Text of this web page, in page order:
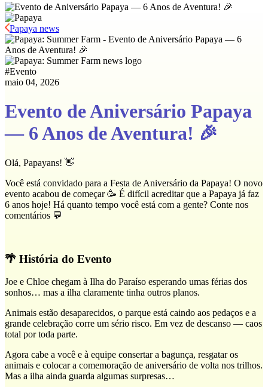
Papaya news
#Evento
maio 04, 2026
Evento de Aniversário Papaya
— 6 Anos de Aventura! 🎉
Olá, Papayans! 👋
Você está convidado para a Festa de Aniversário da Papaya! O novo
evento acabou de começar 🥳 É difícil acreditar que a Papaya já faz
6 anos hoje! Há quanto tempo você está com a gente? Conte nos
comentários 💬
🌴 História do Evento
Joe e Chloe chegam à Ilha do Paraíso esperando umas férias dos
sonhos… mas a ilha claramente tinha outros planos.
Animais estão desaparecidos, o parque está caindo aos pedaços e a
grande celebração corre um sério risco. Em vez de descanso — caos
total por toda parte.
Agora cabe a você e à equipe consertar a bagunça, resgatar os
animais e colocar a comemoração de aniversário de volta nos trilhos.
Mas a ilha ainda guarda algumas surpresas…